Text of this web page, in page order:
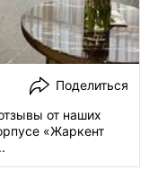
Поделиться
от наших
«Жаркент